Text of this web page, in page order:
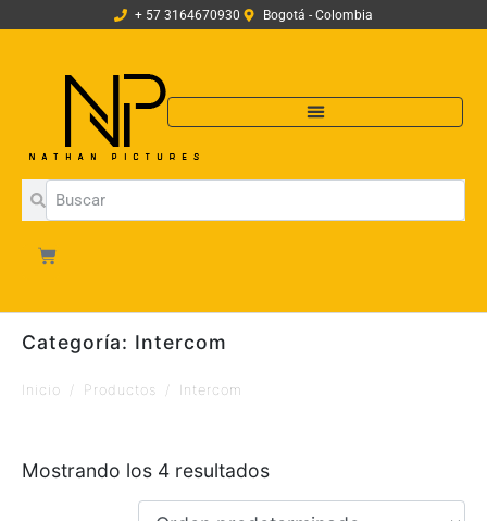
+ 57 3164670930 Bogotá - Colombia
Categoría: Intercom
Inicio Productos Intercom
Mostrando los 4 resultados